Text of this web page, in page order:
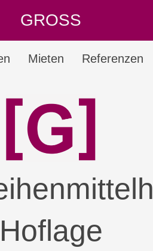
GROSS
Mieten Referenzen
Hoflage